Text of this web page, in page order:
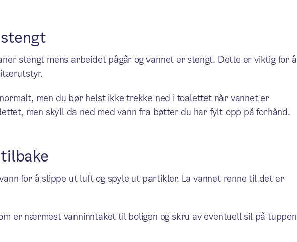
stengt mens arbeidet pågår og vannet er stengt. Dette er viktig for å
men du bør helst ikke trekke ned i toalettet når vannet er
men skyll da ned med vann fra bøtter du har fylt opp på forhånd.
for å slippe ut luft og spyle ut partikler. La vannet renne til det er
er nærmest vanninntaket til boligen og skru av eventuell sil på tuppen